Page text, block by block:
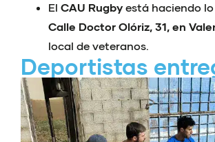
El CAU Rugby está haciendo
Calle Doctor Olóriz, 31, en
local de veteranos.
Deportistas